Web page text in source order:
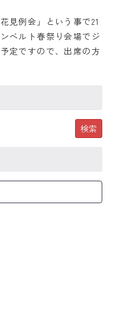
見例会」という事で21
ベルト春祭り会場でジ
定ですので、出席の方